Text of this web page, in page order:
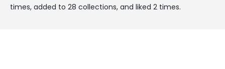
times, added to 28 collections, and liked 2 times.